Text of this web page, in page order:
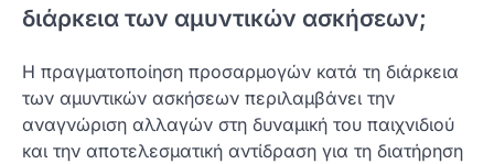
διάρκεια των αμυντικών ασκήσεων;
Η πραγματοποίηση προσαρμογών κατά τη διάρκεια
των αμυντικών ασκήσεων περιλαμβάνει την
αναγνώριση αλλαγών στη δυναμική του παιχνιδιού
και την αποτελεσματική αντίδραση για τη διατήρηση